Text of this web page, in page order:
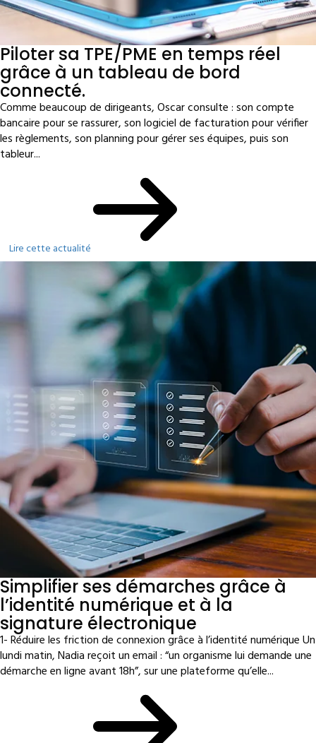
Piloter sa TPE/PME en temps réel
grâce à un tableau de bord
connecté.
Comme beaucoup de dirigeants, Oscar consulte : son compte
bancaire pour se rassurer, son logiciel de facturation pour vérifier
les règlements, son planning pour gérer ses équipes, puis son
tableur...
Lire cette actualité
Simplifier ses démarches grâce à
l’identité numérique et à la
signature électronique
1- Réduire les friction de connexion grâce à l’identité numérique Un
lundi matin, Nadia reçoit un email : “un organisme lui demande une
démarche en ligne avant 18h”, sur une plateforme qu’elle...